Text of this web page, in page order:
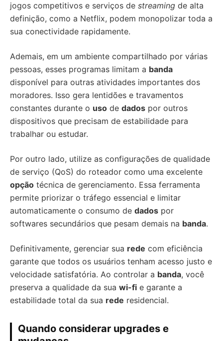
jogos competitivos e serviços de streaming de alta
definição, como a Netflix, podem monopolizar toda a
sua conectividade rapidamente.
Ademais, em um ambiente compartilhado por várias
pessoas, esses programas limitam a banda
disponível para outras atividades importantes dos
moradores. Isso gera lentidões e travamentos
constantes durante o uso de dados por outros
dispositivos que precisam de estabilidade para
trabalhar ou estudar.
Por outro lado, utilize as configurações de qualidade
de serviço (QoS) do roteador como uma excelente
opção técnica de gerenciamento. Essa ferramenta
permite priorizar o tráfego essencial e limitar
automaticamente o consumo de dados por
softwares secundários que pesam demais na banda.
Definitivamente, gerenciar sua rede com eficiência
garante que todos os usuários tenham acesso justo e
velocidade satisfatória. Ao controlar a banda, você
preserva a qualidade da sua wi-fi e garante a
estabilidade total da sua rede residencial.
Quando considerar upgrades e